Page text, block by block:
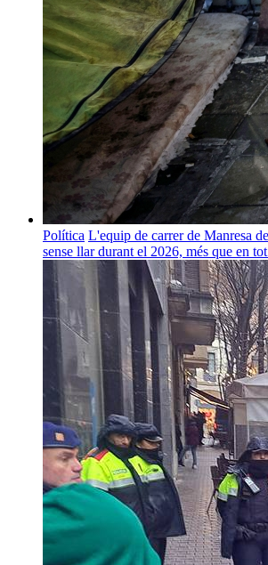
Política L'equip de carrer de Manresa
sense llar durant el 2026, més que en